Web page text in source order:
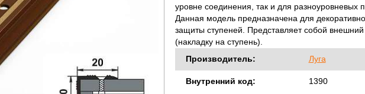
уровне соединения, так и для разноуровневых
Данная модель предназначена для
защиты ступеней. Представляет собой внешний
(накладку на ступень).
Производитель:
Луга
Внутренний код: 1390